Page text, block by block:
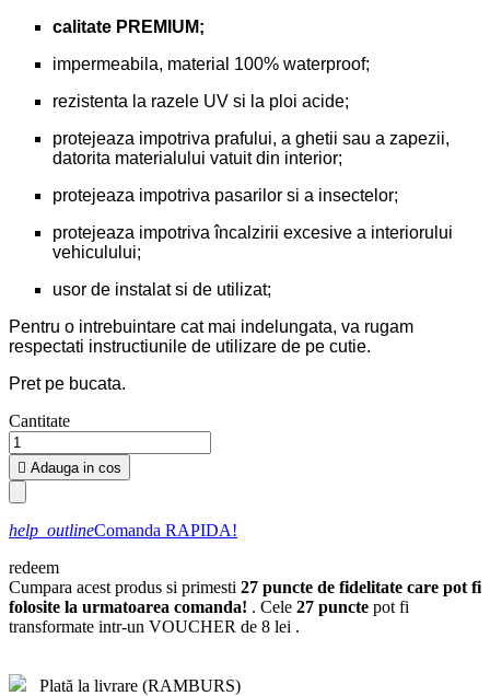
calitate PREMIUM;
impermeabila, material 100% waterproof;
rezistenta la razele UV si la ploi acide;
protejeaza impotriva prafului, a ghetii sau a zapezii,
datorita materialului vatuit din interior;
protejeaza impotriva pasarilor si a insectelor;
protejeaza impotriva încalzirii excesive a interiorului
vehiculului;
usor de instalat si de utilizat;
Pentru o intrebuintare cat mai indelungata, va rugam
respectati instructiunile de utilizare de pe cutie.
Pret pe bucata.
Cantitate
 Adauga in cos
help_outlineComanda RAPIDA!
redeem
Cumpara acest produs si primesti 27 puncte de fidelitate care pot fi
folosite la urmatoarea comanda! . Cele 27 puncte pot fi
transformate intr-un VOUCHER de 8 lei .
Plată la livrare (RAMBURS)